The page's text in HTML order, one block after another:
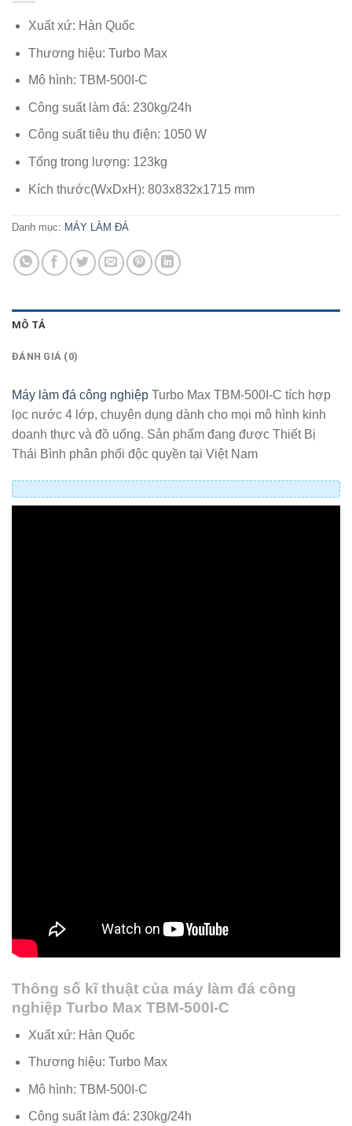
Xuất xứ: Hàn Quốc
Thương hiệu: Turbo Max
Mô hình: TBM-500I-C
Công suất làm đá: 230kg/24h
Công suất tiêu thụ điện: 1050 W
Tổng trong lượng: 123kg
Kích thước(WxDxH): 803x832x1715 mm
Danh mục: MÁY LÀM ĐÁ
MÔ TẢ
ĐÁNH GIÁ (0)
Máy làm đá công nghiệp Turbo Max TBM-500I-C tích hợp
lọc nước 4 lớp, chuyên dụng dành cho mọi mô hình kinh
doanh thực và đồ uống. Sản phẩm đang được Thiết Bị
Thái Bình phân phối độc quyền tại Việt Nam
Thông số kĩ thuật của máy làm đá công
nghiệp Turbo Max TBM-500I-C
Xuất xứ: Hàn Quốc
Thương hiệu: Turbo Max
Mô hình: TBM-500I-C
Công suất làm đá: 230kg/24h